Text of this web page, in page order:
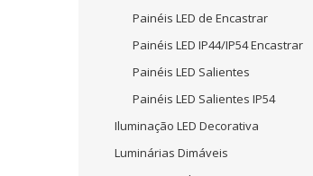
Painéis LED de Encastrar
Painéis LED IP44/IP54 Encastrar
Painéis LED Salientes
Painéis LED Salientes IP54
Iluminação LED Decorativa
Luminárias Dimáveis